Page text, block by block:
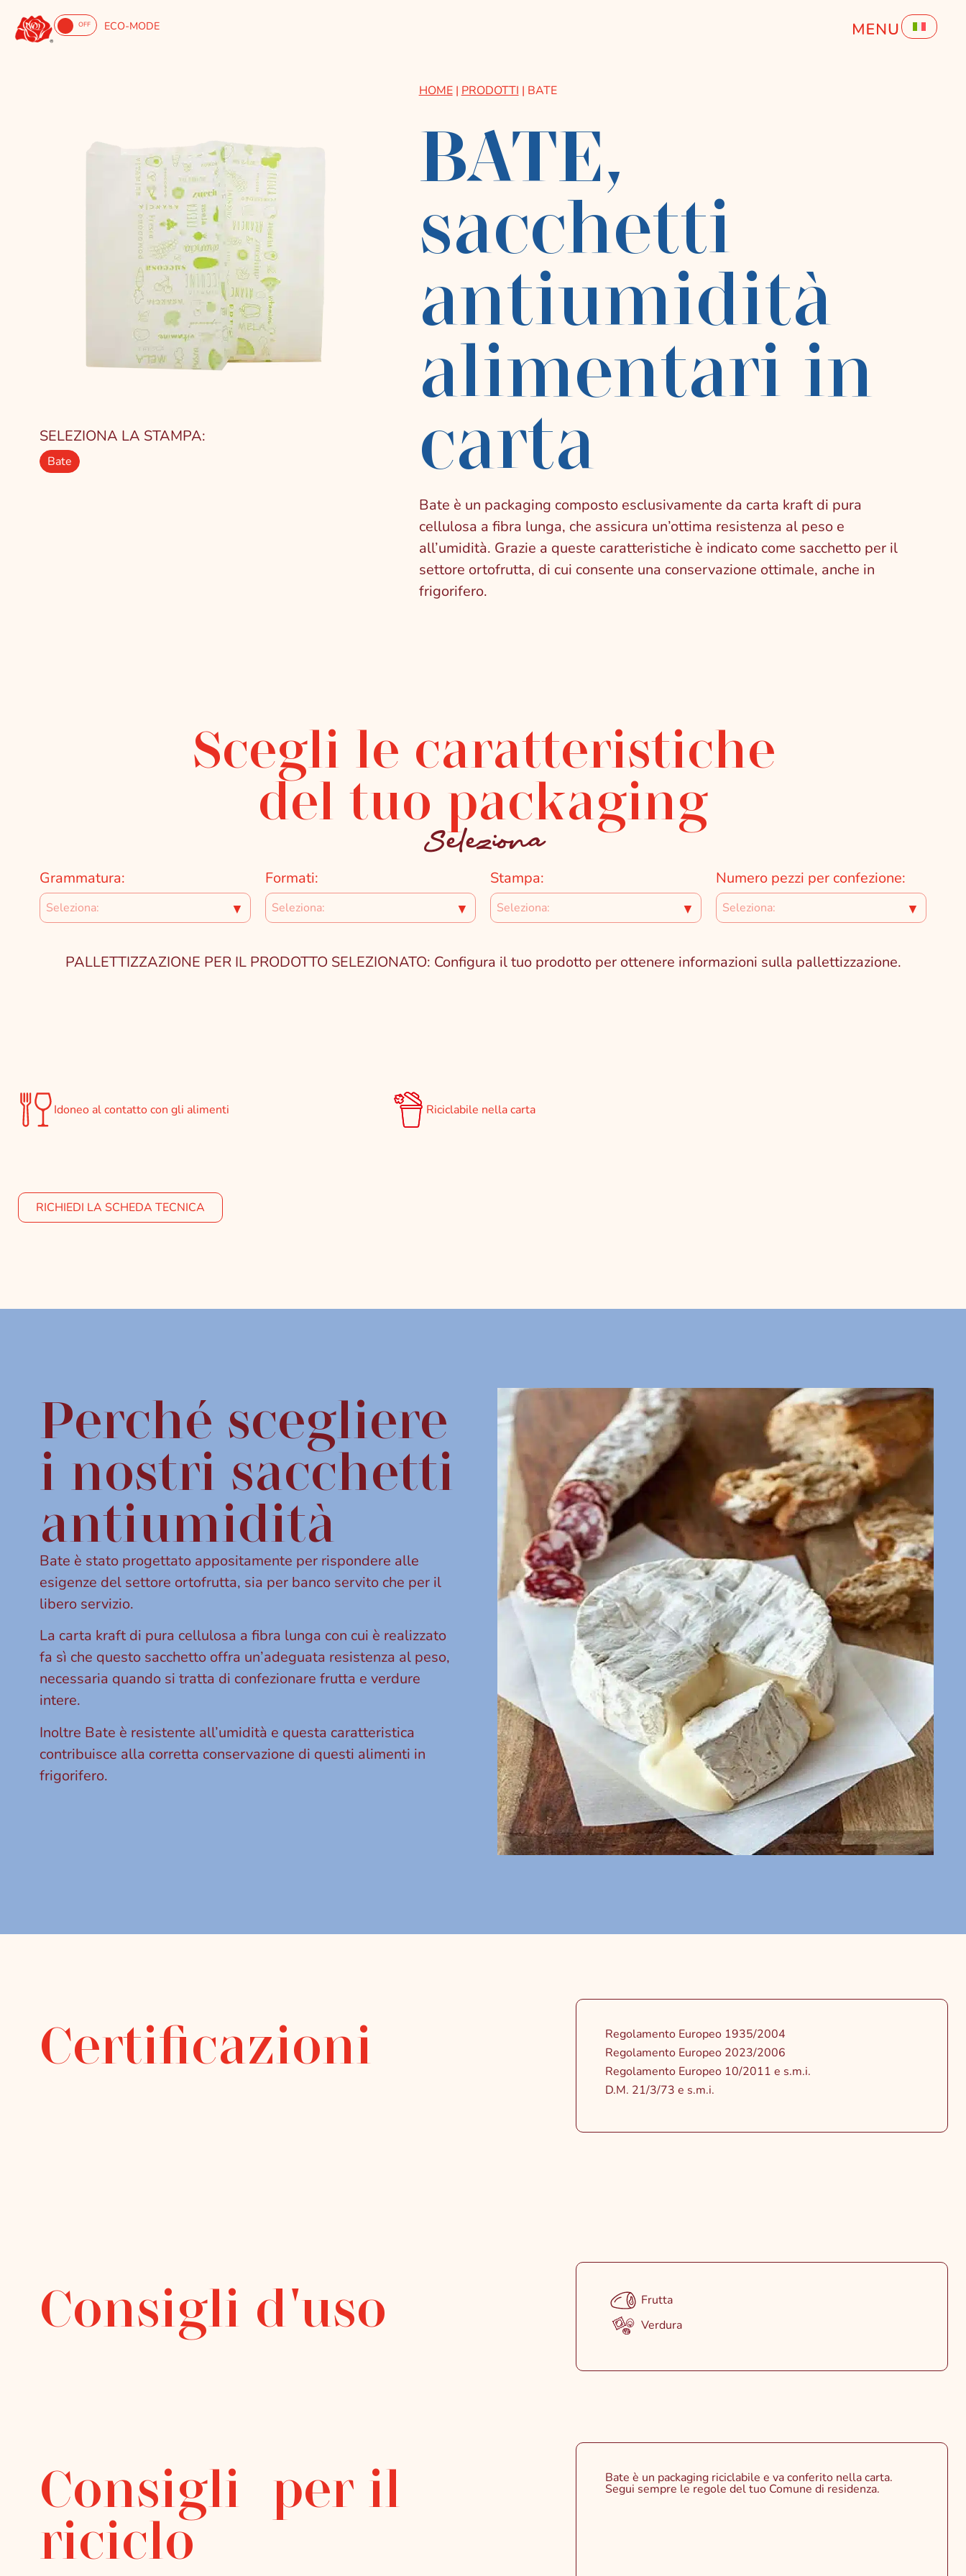
ON OFF ECO-MODE
Bate
SELEZIONA LA STAMPA:
HOME| PRODOTTI | BATE
BATE,
sacchetti
antiumidità
alimentari in
carta
Bate è un packaging composto esclusivamente da carta kraft di pura
cellulosa a fibra lunga, che assicura un’ottima resistenza al peso e
all’umidità. Grazie a queste caratteristiche è indicato come sacchetto per il
settore ortofrutta, di cui consente una conservazione ottimale, anche in
frigorifero.
Scegli le caratteristiche
del tuo packaging
Seleziona
Grammatura:
▼
Formati:
▼
Stampa:
▼
Numero pezzi per confezione:
▼
PALLETTIZZAZIONE PER IL PRODOTTO SELEZIONATO: Configura il tuo prodotto per ottenere informazioni sulla pallettizzazione.
Idoneo al contatto con gli alimenti Riciclabile nella carta
RICHIEDI LA SCHEDA TECNICA
Perché scegliere
i nostri sacchetti
antiumidità
Bate è stato progettato appositamente per rispondere alle
esigenze del settore ortofrutta, sia per banco servito che per il
libero servizio.
La carta kraft di pura cellulosa a fibra lunga con cui è realizzato
fa sì che questo sacchetto offra un’adeguata resistenza al peso,
necessaria quando si tratta di confezionare frutta e verdure
intere.
Inoltre Bate è resistente all’umidità e questa caratteristica
contribuisce alla corretta conservazione di questi alimenti in
frigorifero.
Certificazioni
Regolamento Europeo 1935/2004
Regolamento Europeo 2023/2006
Regolamento Europeo 10/2011 e s.m.i.
D.M. 21/3/73 e s.m.i.
Consigli d'uso
Frutta
Verdura
Consigli per il
riciclo
Bate è un packaging riciclabile e va conferito nella carta.
Segui sempre le regole del tuo Comune di residenza.